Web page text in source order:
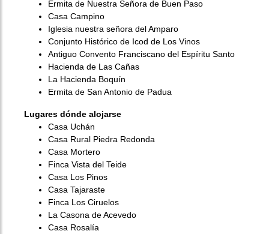
Ermita de Nuestra Señora de Buen Paso
Casa Campino
Iglesia nuestra señora del Amparo
Conjunto Histórico de Icod de Los Vinos
Antiguo Convento Franciscano del Espíritu Santo
Hacienda de Las Cañas
La Hacienda Boquín
Ermita de San Antonio de Padua
Lugares dónde alojarse
Casa Uchán
Casa Rural Piedra Redonda
Casa Mortero
Finca Vista del Teide
Casa Los Pinos
Casa Tajaraste
Finca Los Ciruelos
La Casona de Acevedo
Casa Rosalía